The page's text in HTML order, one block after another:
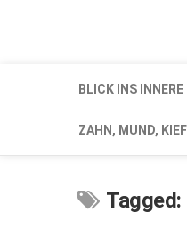
BLICK INS INNERE
ZAHN, MUND,
Tagged: